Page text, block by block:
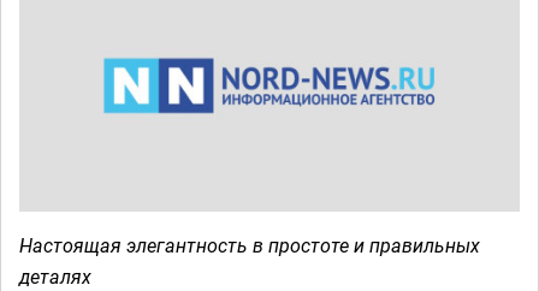
Настоящая элегантность в простоте и правильных
деталях